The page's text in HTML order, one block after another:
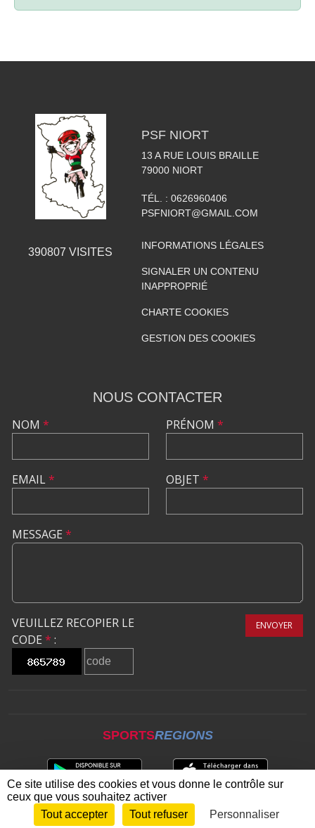
390807 VISITES
PSF NIORT
13 A RUE LOUIS BRAILLE
79000 NIORT
TÉL. : 0626960406
PSFNIORT@GMAIL.COM
INFORMATIONS LÉGALES
SIGNALER UN CONTENU
INAPPROPRIÉ
CHARTE COOKIES
GESTION DES COOKIES
NOUS CONTACTER
NOM *
EMAIL*
PRÉNOM *
OBJET *
MESSAGE *
VEUILLEZ RECOPIER LE
CODE * :
ENVOYER
SPORTSREGIONS
Envie de participer ? CONNEXION
Ce site utilise des cookies et vous donne le contrôle sur
ceux que vous souhaitez activer
Tout accepter
Tout refuser Personnaliser